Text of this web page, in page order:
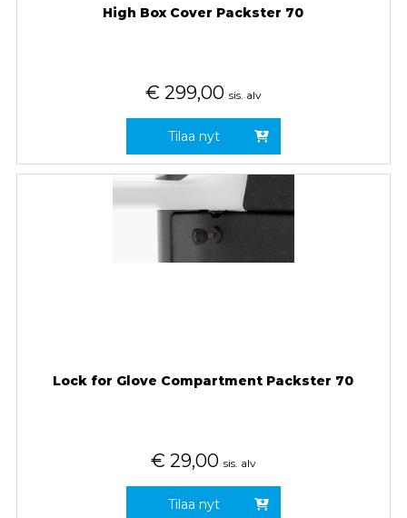
High Box Cover Packster 70
€ 299,00 sis. alv
Tilaa nyt
Lock for Glove Compartment Packster 70
€ 29,00 sis. alv
Tilaa nyt